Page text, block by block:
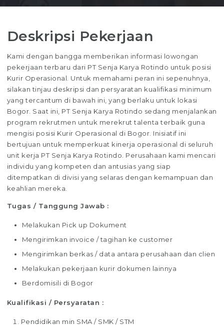
Deskripsi Pekerjaan
Kami dengan bangga memberikan informasi lowongan
pekerjaan terbaru dari PT Senja Karya Rotindo untuk posisi
Kurir Operasional. Untuk memahami peran ini sepenuhnya,
silakan tinjau deskripsi dan persyaratan kualifikasi minimum
yang tercantum di bawah ini, yang berlaku untuk lokasi
Bogor. Saat ini, PT Senja Karya Rotindo sedang menjalankan
program rekrutmen untuk merekrut talenta terbaik guna
mengisi posisi Kurir Operasional di Bogor. Inisiatif ini
bertujuan untuk memperkuat kinerja operasional di seluruh
unit kerja PT Senja Karya Rotindo. Perusahaan kami mencari
individu yang kompeten dan antusias yang siap
ditempatkan di divisi yang selaras dengan kemampuan dan
keahlian mereka.
Tugas / Tanggung Jawab :
Melakukan Pick up Dokument
Mengirimkan invoice / tagihan ke customer
Mengirimkan berkas / data antara perusahaan dan clien
Melakukan pekerjaan kurir dokumen lainnya
Berdomisili di Bogor
Kualifikasi / Persyaratan :
Pendidikan min SMA / SMK / STM